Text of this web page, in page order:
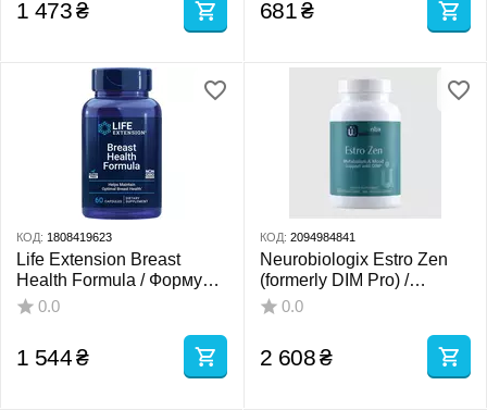
1 473₴ 681₴
КОД: 1808419623
Life Extension Breast
Health Formula / Формула
здоровья груди 60 капсул
0.0
1 544₴
КОД: 2094984841
Neurobiologix Estro Zen
(formerly DIM Pro) /
Підтримка метаболізму та
0.0
2 608₴